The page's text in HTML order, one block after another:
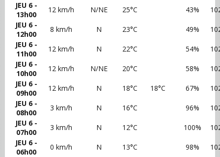
JEU 6 -
13h00
12 km/h N/NE 25°C 43%
JEU 6 -
12h00
8 km/h N 23°C 49%
JEU 6 -
11h00
12 km/h N 22°C 54%
JEU 6 -
10h00
12 km/h N/NE 20°C 58%
JEU 6 -
09h00
12 km/h N 18°C 18°C 67%
JEU 6 -
08h00
3 km/h N 16°C 96%
JEU 6 -
07h00
3 km/h N 12°C 100%
JEU 6 -
06h00
0 km/h N 13°C 98%